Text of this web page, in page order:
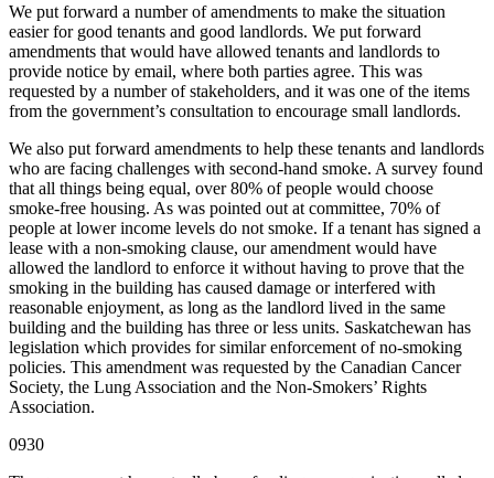
We put forward a number of amendments to make the situation
easier for good tenants and good landlords. We put forward
amendments that would have allowed tenants and landlords to
provide notice by email, where both parties agree. This was
requested by a number of stakeholders, and it was one of the items
from the government’s consultation to encourage small landlords.
We also put forward amendments to help these tenants and landlords
who are facing challenges with second-hand smoke. A survey found
that all things being equal, over 80% of people would choose
smoke-free housing. As was pointed out at committee, 70% of
people at lower income levels do not smoke. If a tenant has signed a
lease with a non-smoking clause, our amendment would have
allowed the landlord to enforce it without having to prove that the
smoking in the building has caused damage or interfered with
reasonable enjoyment, as long as the landlord lived in the same
building and the building has three or less units. Saskatchewan has
legislation which provides for similar enforcement of no-smoking
policies. This amendment was requested by the Canadian Cancer
Society, the Lung Association and the Non-Smokers’ Rights
Association.
0930